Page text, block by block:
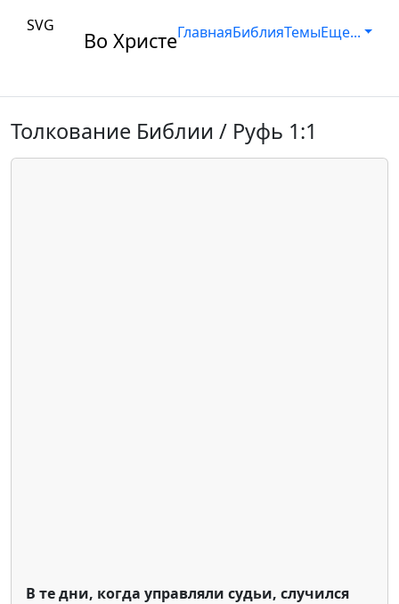
SVG
Во ХристеГлавнаяБиблияТемыЕще...
Толкование Библии / Руфь 1:1
В те дни, когда управляли судьи, случился